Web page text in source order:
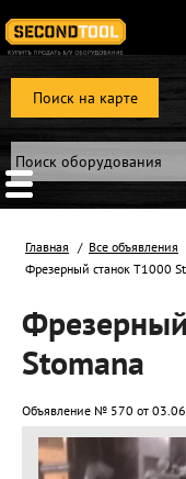
Поиск на карте
Главная Все объявления
Фрезерный станок T1000
Stomana
Объявление № 570 от